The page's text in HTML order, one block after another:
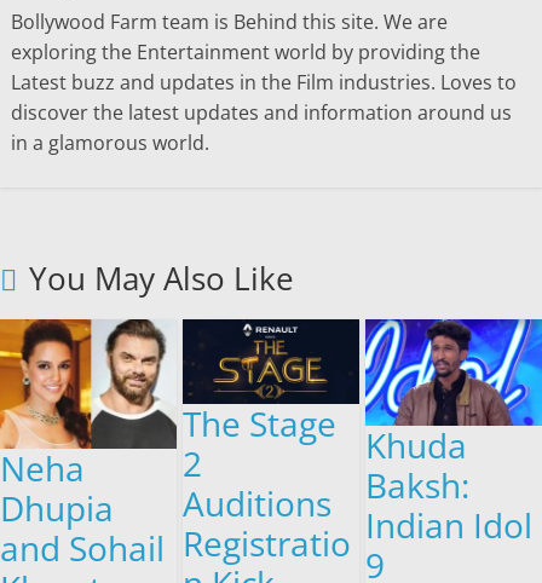
Bollywood Farm team is Behind this site. We are
exploring the Entertainment world by providing the
Latest buzz and updates in the Film industries. Loves to
discover the latest updates and information around us
in a glamorous world.
You May Also Like
Neha
Dhupia
and Sohail
The Stage
2
Auditions
Registratio
Khuda
Baksh:
Indian Idol
9